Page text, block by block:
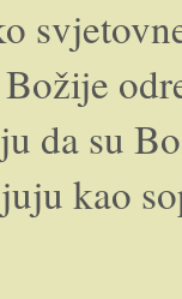
da su
kao